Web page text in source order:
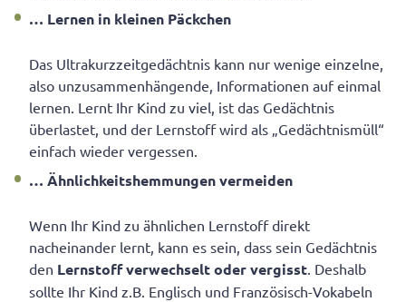
… Lernen in kleinen Päckchen
Das Ultrakurzzeitgedächtnis kann nur wenige einzelne,
also unzusammenhängende, Informationen auf einmal
lernen. Lernt Ihr Kind zu viel, ist das Gedächtnis
überlastet, und der Lernstoff wird als „Gedächtnismüll“
einfach wieder vergessen.
… Ähnlichkeitshemmungen vermeiden
Wenn Ihr Kind zu ähnlichen Lernstoff direkt
nacheinander lernt, kann es sein, dass sein Gedächtnis
den Lernstoff verwechseltoder vergisst. Deshalb
sollte Ihr Kind z.B. Englisch und Französisch-Vokabeln